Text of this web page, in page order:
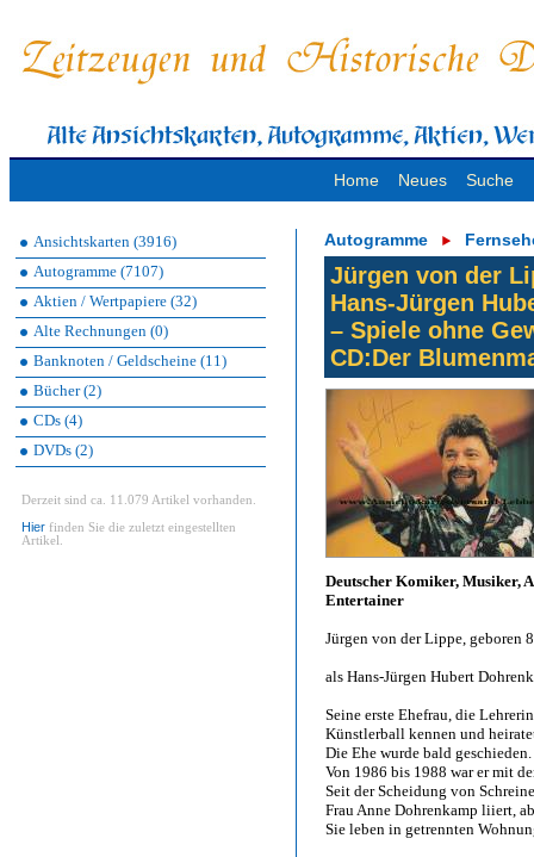
Home Neues Suche
Ansichtskarten (3916)
Autogramme (7107)
Aktien / Wertpapiere (32)
Alte Rechnungen (0)
Banknoten / Geldscheine (11)
Bücher (2)
CDs (4)
DVDs (2)
Derzeit sind ca. 11.079 Artikel vorhanden.
Hier finden Sie die zuletzt eingestellten
Artikel.
Autogramme
Jürgen von der
Hans-Jürgen
– Spiele ohne
CD:Der
Deutscher Komiker, Musiker,
Entertainer
Jürgen von der Lippe, geboren
als Hans-Jürgen Hubert
Seine erste Ehefrau, die
Künstlerball kennen und
Die Ehe wurde bald geschieden.
Von 1986 bis 1988 war er mit
Seit der Scheidung von
Frau Anne Dohrenkamp liiert,
Sie leben in getrennten